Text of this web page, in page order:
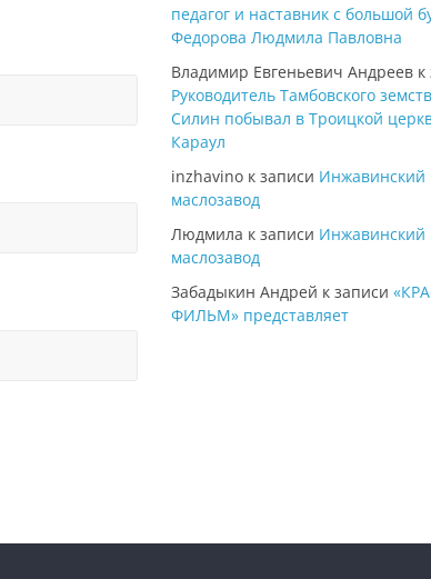
педагог и наставник с большой
Федорова Людмила Павловна
Владимир Евгеньевич Андреев к
Руководитель Тамбовского
Силин побывал в Троицкой
Караул
inzhavino к записи Инжавинский
маслозавод
Людмила к записи Инжавинский
маслозавод
Забадыкин Андрей к записи
ФИЛЬМ» представляет